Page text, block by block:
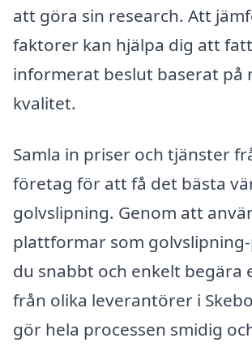
att göra sin research. Att
faktorer kan hjälpa dig att
informerat beslut baserat på
kvalitet.
Samla in priser och tjänster
företag för att få det bästa
golvslipning. Genom att
plattformar som
du snabbt och enkelt begära
från olika leverantörer i
gör hela processen smidig